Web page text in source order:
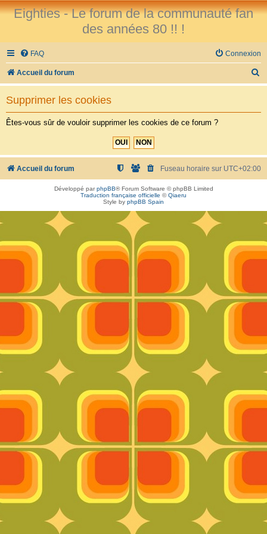
Eighties - Le forum de la communauté fan
des années 80 !! !
FAQ Connexion
Accueil du forum
e
h
r
Supprimer les cookies
Êtes-vous sûr de vouloir supprimer les cookies de ce forum ?
Accueil du forum Fuseau horaire sur UTC+02:00
Développé parphpBB® Forum Software © phpBB Limited
Traduction française officielle ©Qiaeru
Style by phpBB Spain